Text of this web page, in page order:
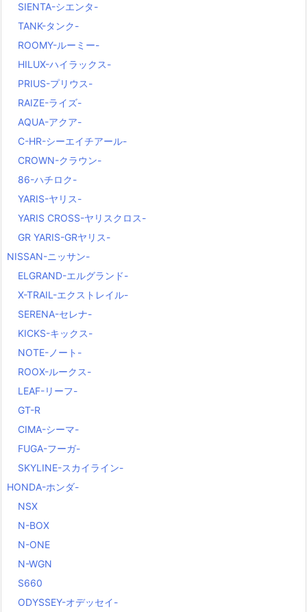
SIENTA-シエンタ-
TANK-タンク-
ROOMY-ルーミー-
HILUX-ハイラックス-
PRIUS-プリウス-
RAIZE-ライズ-
AQUA-アクア-
C-HR-シーエイチアール-
CROWN-クラウン-
86-ハチロク-
YARIS-ヤリス-
YARIS CROSS-ヤリスクロス-
GR YARIS-GRヤリス-
NISSAN-ニッサン-
ELGRAND-エルグランド-
X-TRAIL-エクストレイル-
SERENA-セレナ-
KICKS-キックス-
NOTE-ノート-
ROOX-ルークス-
LEAF-リーフ-
GT-R
CIMA-シーマ-
FUGA-フーガ-
SKYLINE-スカイライン-
HONDA-ホンダ-
NSX
N-BOX
N-ONE
N-WGN
S660
ODYSSEY-オデッセイ-